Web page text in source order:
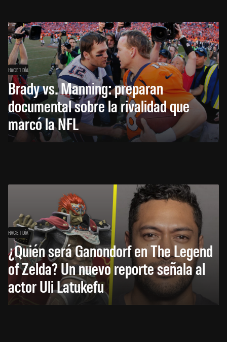
HACE 1 DÍA
Brady vs. Manning: preparan
documental sobre la rivalidad que
marcó la NFL
HACE 1 DÍA
¿Quién será Ganondorf en The Legend
of Zelda? Un nuevo reporte señala al
actor Uli Latukefu